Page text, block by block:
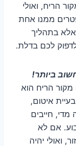
הריח, ואולי
ממנו אחת
אלא בתהליך
לכם בדלת.
ביותר!
הריח הוא
איטום,
מדי, חייבים
אם לא
ואולי יהיה